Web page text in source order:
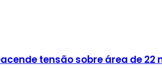
tensão sobre área de 22